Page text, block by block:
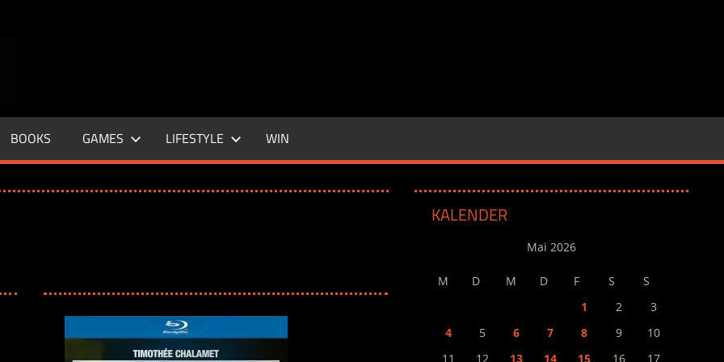
–
LIFE
MAGAZINE
BOOKS GAMES LIFESTYLE WIN
KALENDER
Mai 2026
M D M D F S
S
1
2
3
4
5 6 7 8 9
10
11
12 13 14 15 16
17